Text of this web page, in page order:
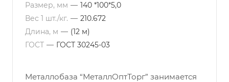
Размер, мм — 140 *100*5,0
Вес 1 шт./кг. — 210.672
Длина, м — (12 м)
ГОСТ — ГОСТ 30245-03
Металлобаза “МеталлОптТорг” занимается